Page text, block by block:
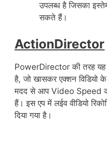
उपलब्ध है जिसका
सकते हैं।
ActionDirector
PowerDirector की तरह
है, जो खासकर एक्शन विडियो
मदद से आप Video Speed
हैं। इस एप में लईव वीडियो
दिया गया है।